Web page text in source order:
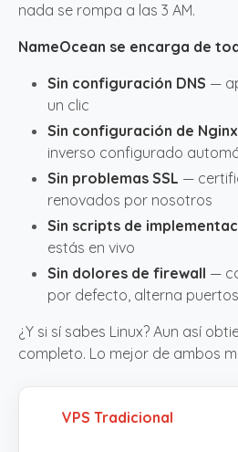
nada se rompa a las 3 AM.
NameOcean se encarga de
Sin configuración DNS —
un clic
Sin configuración de
inverso configurado
Sin problemas SSL —
renovados por nosotros
Sin scripts de
estás en vivo
Sin dolores de firewall —
por defecto, alterna
¿Y si sí sabes Linux? Aun así
completo. Lo mejor de ambos
VPS Tradicional